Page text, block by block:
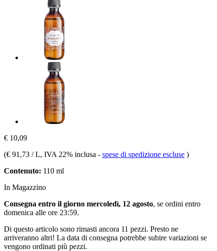
€ 10,09
(€ 91,73 / L, IVA 22% inclusa - spese di spedizione escluse )
Contenuto: 110 ml
In Magazzino
Consegna entro il giorno mercoledì, 12 agosto, se ordini entro
domenica alle ore 23:59.
Di questo articolo sono rimasti ancora 11 pezzi. Presto ne
arriveranno altri! La data di consegna potrebbe subire variazioni se
vengono ordinati più pezzi.